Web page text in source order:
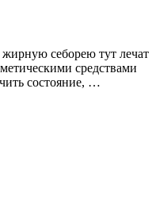
себорею тут лечат
средствами
состояние, …